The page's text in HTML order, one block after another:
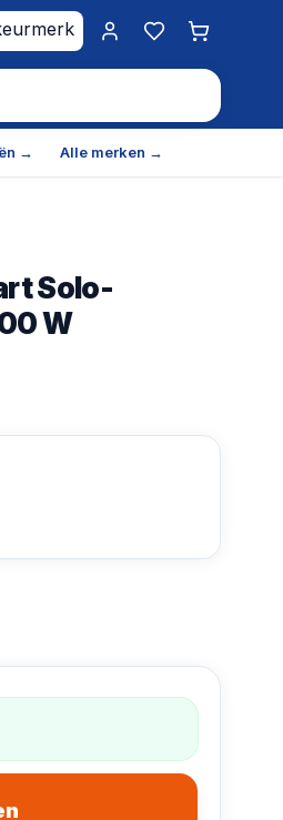
Mijn account
Favorieten
→ Alle merken →
Aanrecht 20 l 700 W
Solo-
W